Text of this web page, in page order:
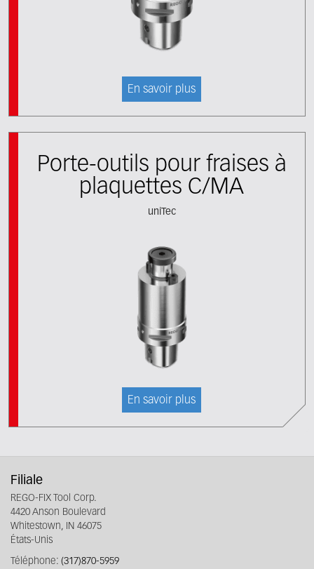
En savoir plus
Porte-outils pour fraises à
plaquettes C/MA
uniTec
En savoir plus
Filiale
REGO-FIX Tool Corp.
4420 Anson Boulevard
Whitestown, IN 46075
États-Unis
Téléphone: (317)870-5959